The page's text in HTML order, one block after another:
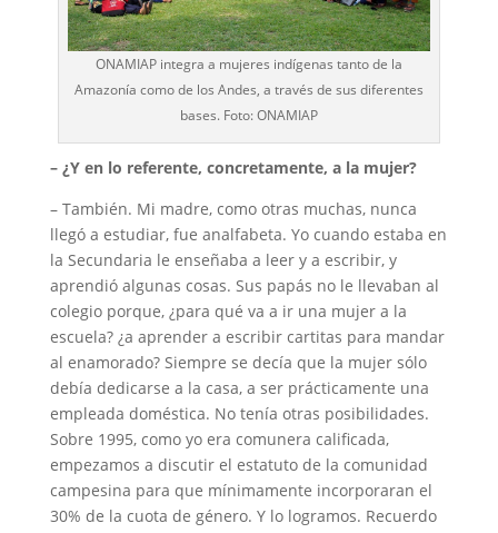
ONAMIAP integra a mujeres indígenas tanto de la
Amazonía como de los Andes, a través de sus diferentes
bases. Foto: ONAMIAP
– ¿Y en lo referente, concretamente, a la mujer?
– También. Mi madre, como otras muchas, nunca
llegó a estudiar, fue analfabeta. Yo cuando estaba en
la Secundaria le enseñaba a leer y a escribir, y
aprendió algunas cosas. Sus papás no le llevaban al
colegio porque, ¿para qué va a ir una mujer a la
escuela? ¿a aprender a escribir cartitas para mandar
al enamorado? Siempre se decía que la mujer sólo
debía dedicarse a la casa, a ser prácticamente una
empleada doméstica. No tenía otras posibilidades.
Sobre 1995, como yo era comunera calificada,
empezamos a discutir el estatuto de la comunidad
campesina para que mínimamente incorporaran el
30% de la cuota de género. Y lo logramos. Recuerdo